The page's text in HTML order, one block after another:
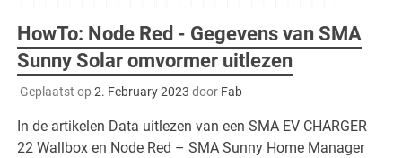
HowTo: Node Red - Gegevens van SMA
Sunny Solar omvormer uitlezen
Geplaatst op 2. February 2023 door Fab
In de artikelen Data uitlezen van een SMA EV CHARGER
22 Wallbox en Node Red – SMA Sunny Home Manager